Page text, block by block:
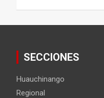
SECCIONES
Huauchinango
Regional